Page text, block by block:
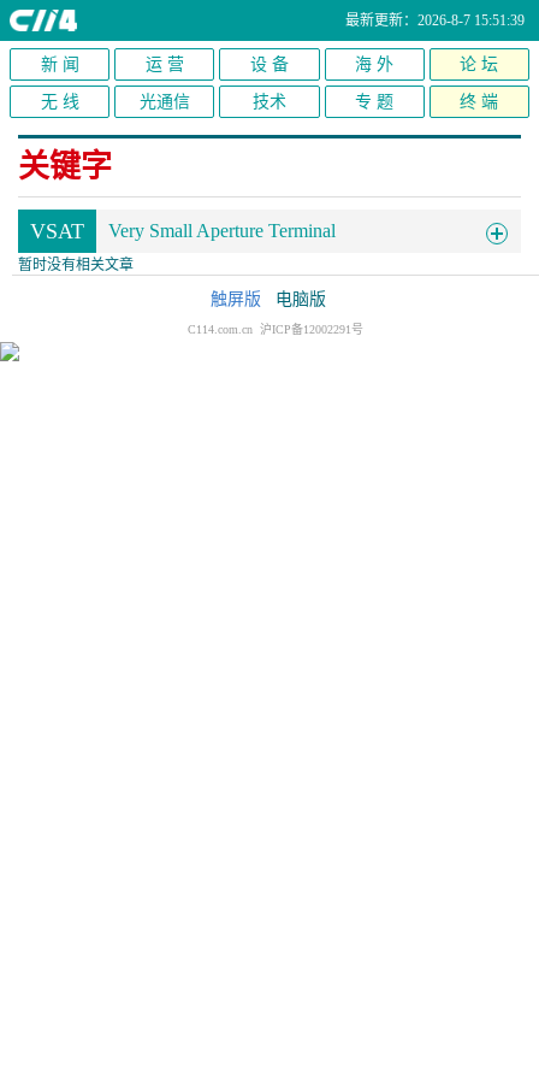
最新更新：2026-8-7 15:51:39
新 闻 运 营 设 备 海 外 论 坛
无 线 光通信 技术 专 题 终 端
关键字
VSAT Very Small Aperture Terminal
暂时没有相关文章
触屏版 电脑版
C114.com.cn 沪ICP备12002291号